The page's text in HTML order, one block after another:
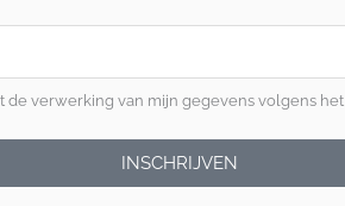
de verwerking van mijn gegevens volgens het
INSCHRIJVEN